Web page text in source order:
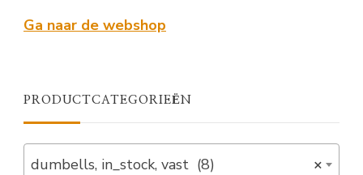
Ga naar de webshop
PRODUCTCATEGORIEËN
×
dumbells, in_stock, vast (8)